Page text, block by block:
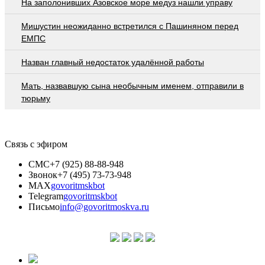
На заполонивших Азовское море медуз нашли управу
Мишустин неожиданно встретился с Пашиняном перед
ЕМПС
Назван главный недостаток удалённой работы
Мать, назвавшую сына необычным именем, отправили в
тюрьму
Связь с эфиром
СМС+7 (925) 88-88-948
Звонок+7 (495) 73-73-948
MAXgovoritmskbot
Telegramgovoritmskbot
Письмоinfo@govoritmoskva.ru